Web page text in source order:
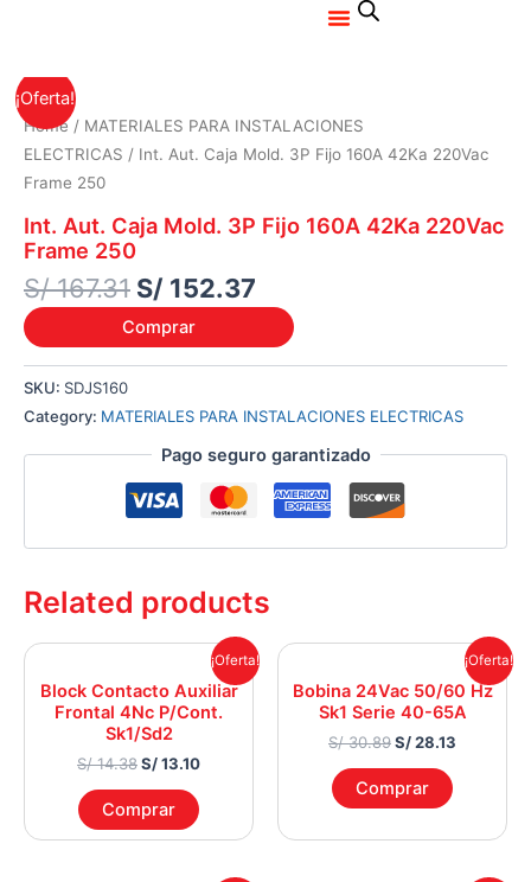
Menu
¡Oferta!
Home / MATERIALES PARA INSTALACIONES
ELECTRICAS / Int. Aut. Caja Mold. 3P Fijo 160A 42Ka 220Vac
Frame 250
Int. Aut. Caja Mold. 3P Fijo 160A 42Ka 220Vac
Frame 250
S/167.31
price
was:
S/ 152.37
price
is:
Comprar
SKU: SDJS160
Category: MATERIALES PARA INSTALACIONES ELECTRICAS
Pago seguro garantizado
Related products
¡Oferta!
Block Contacto Auxiliar
Frontal 4Nc P/Cont.
Sk1/Sd2
S/14.38
was:
S/ 14.38.
S/13.10
Current
price
is:
S/ 13.10.
Comprar
¡Oferta!
Bobina 24Vac 50/60 Hz
Sk1 Serie 40-65A
S/30.89
was:
S/ 30.89.
S/28.13
Current
price
is:
S/ 28.13.
Comprar